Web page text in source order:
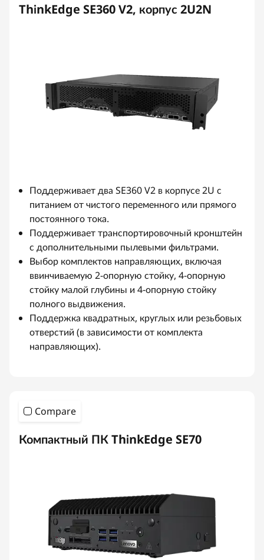
ThinkEdge SE360 V2, корпус 2U2N
Поддерживает два SE360 V2 в корпусе 2U с
питанием от чистого переменного или прямого
постоянного тока.
Поддерживает транспортировочный кронштейн
с дополнительными пылевыми фильтрами.
Выбор комплектов направляющих, включая
ввинчиваемую 2-опорную стойку, 4-опорную
стойку малой глубины и 4-опорную стойку
полного выдвижения.
Поддержка квадратных, круглых или резьбовых
отверстий (в зависимости от комплекта
направляющих).
Compare
Компактный ПК ThinkEdge SE70